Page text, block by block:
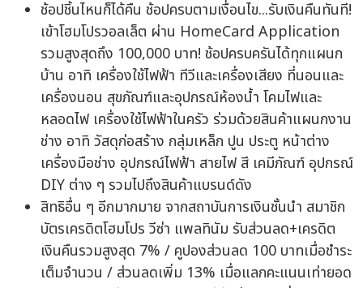
ช้อปชิ้นไหนก็ได้คืน ช้อปครบตามเงื่อนไข...รับเงินคืนทันที!
เข้าโฮมโปรวอลเล็ต ผ่าน HomeCard Application
รวมสูงสุดถึง 100,000 บาท! ช้อปครบครันได้ทุกแผนก
บ้าน อาทิ เครื่องใช้ไฟฟ้า ทีวีและเครื่องเสียง ที่นอนและ
เครื่องนอน สุขภัณฑ์และอุปกรณ์ห้องน้ำ โคมไฟและ
หลอดไฟ เครื่องใช้ไฟฟ้าในครัว ร่วมด้วยสินค้าแผนกงาน
ช่าง อาทิ วัสดุก่อสร้าง กลุ่มเหล็ก ปูน ประตู หน้าต่าง
เครื่องมือช่าง อุปกรณ์ไฟฟ้า สายไฟ สี เคมีภัณฑ์ อุปกรณ์
DIY ต่าง ๆ รวมไปถึงสินค้าแบรนด์ดัง
สิทธิอื่น ๆ อีกมากมาย จากสถาบันการเงินชั้นนำ สมาชิก
บัตรเครดิตโฮมโปร วีซ่า แพลทินัม รับส่วนลด+เครดิต
เงินคืนรวมสูงสุด 7% / คูปองส่วนลด 100 บาทเมื่อชำระ
เต็มจำนวน / ส่วนลดเพิ่ม 13% เมื่อแลกคะแนนเท่ายอด